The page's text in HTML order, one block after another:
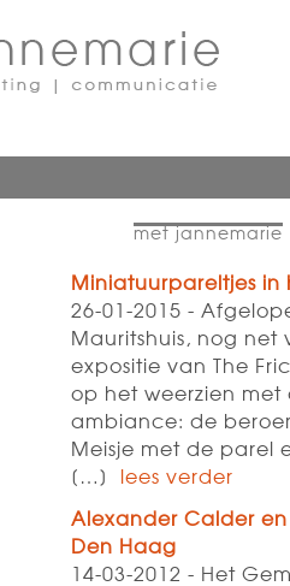
met jannemarie
Miniatuurpareltjes in
26-01-2015 -
Mauritshuis, nog
expositie van The
op het weerzien
ambiance: de
Meisje met de parel
[…]
lees verder
Alexander Calder
Den Haag
14-03-2012 - Het